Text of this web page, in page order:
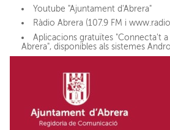
Youtube "Ajuntament d'Abrera"
Ràdio Abrera (107.9 FM i
Aplicacions gratuïtes "Connecta't a
Abrera", disponibles als sistemes